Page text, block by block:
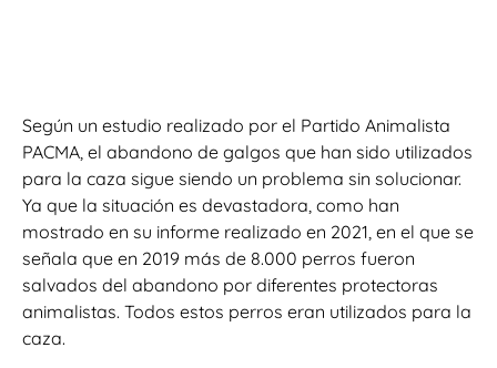
Según un estudio realizado por el Partido Animalista
PACMA, el abandono de galgos que han sido utilizados
para la caza sigue siendo un problema sin solucionar.
Ya que la situación es devastadora, como han
mostrado en su informe realizado en 2021, en el que se
señala que en 2019 más de 8.000 perros fueron
salvados del abandono por diferentes protectoras
animalistas. Todos estos perros eran utilizados para la
caza.